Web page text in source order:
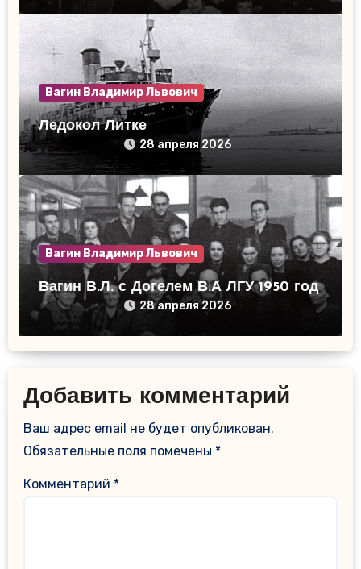
Вагин Владимир Львович
Ледокол Литке
28 апреля 2026
Вагин Владимир Львович
Вагин В.Л. с Догелем В.А ЛГУ 1950 год
28 апреля 2026
Добавить комментарий
Ваш адрес email не будет опубликован.
Обязательные поля помечены *
Комментарий *